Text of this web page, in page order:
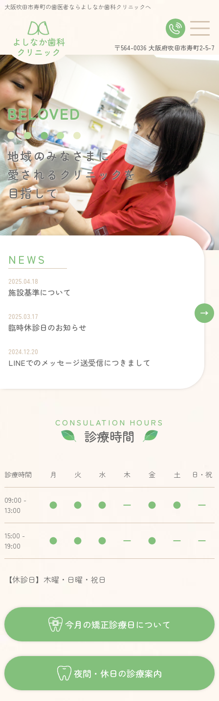
大阪吹田市寿町の歯医者ならよしなか歯科クリニックへ
よしなか歯科
クリニック
〒564-0036 大阪府吹田市寿町2-5-7
BELOVED
地域のみなさまに
愛されるクリニックを
目指して
NEWS
2025.04.18
施設基準について
2025.03.17
臨時休診日のお知らせ
2024.12.20
LINEでのメッセージ送受信につきまして
CO N S U LAT I O N HO U R S
診療時間
診療時間 月 火 水 木 金 土 日・祝
09:00 -
13:00
15:00 -
19:00
【休診日】木曜・日曜・祝日
今月の矯正診療日について
夜間・休日の診療案内